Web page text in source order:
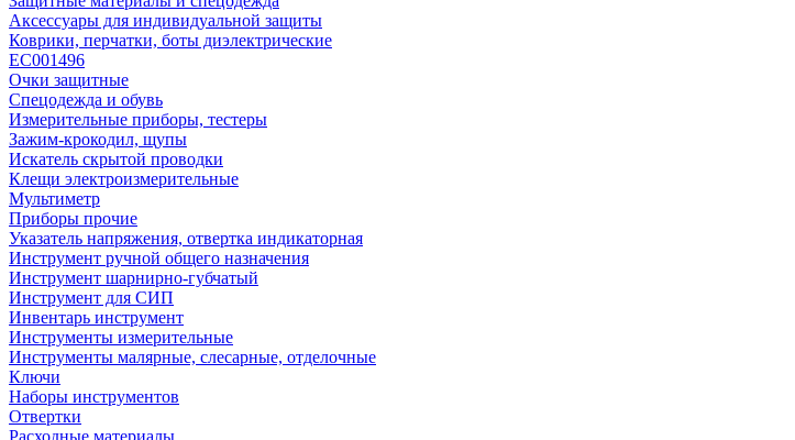
Аксессуары для индивидуальной защиты
Коврики, перчатки, боты диэлектрические
EC001496
Очки защитные
Спецодежда и обувь
Измерительные приборы, тестеры
Зажим-крокодил, щупы
Искатель скрытой проводки
Клещи электроизмерительные
Мультиметр
Приборы прочие
Указатель напряжения, отвертка индикаторная
Инструмент ручной общего назначения
Инструмент шарнирно-губчатый
Инструмент для СИП
Инвентарь инструмент
Инструменты измерительные
Инструменты малярные, слесарные, отделочные
Ключи
Наборы инструментов
Отвертки
Расходные материалы